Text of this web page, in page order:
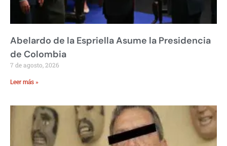
Abelardo de la Espriella Asume la Presidencia
de Colombia
7 de agosto, 2026
Leer más »